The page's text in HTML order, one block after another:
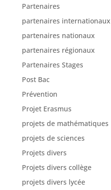
Partenaires
partenaires internationaux
partenaires nationaux
partenaires régionaux
Partenaires Stages
Post Bac
Prévention
Projet Erasmus
projets de mathématiques
projets de sciences
Projets divers
Projets divers collège
projets divers lycée